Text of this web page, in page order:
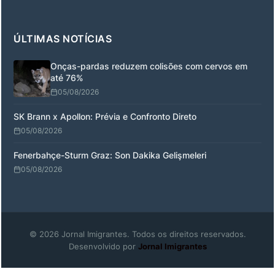
ÚLTIMAS NOTÍCIAS
Onças-pardas reduzem colisões com cervos em
até 76%
05/08/2026
SK Brann x Apollon: Prévia e Confronto Direto
05/08/2026
Fenerbahçe-Sturm Graz: Son Dakika Gelişmeleri
05/08/2026
© 2026 Jornal Imigrantes. Todos os direitos reservados.
Desenvolvido por Jornal Imigrantes